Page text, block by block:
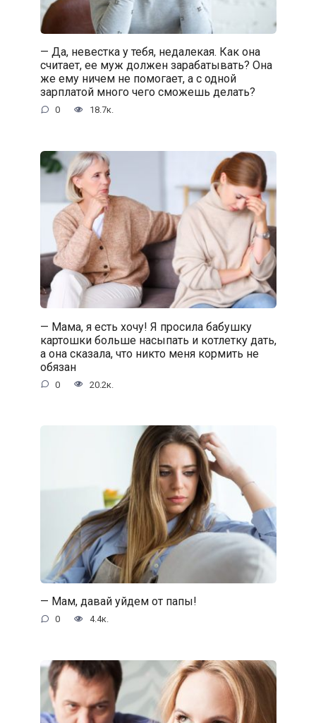
— Да, невестка у тебя, недалекая. Как она
считает, ее муж должен зарабатывать? Она
же ему ничем не помогает, а с одной
зарплатой много чего сможешь делать?
0 18.7к.
— Мама, я есть хочу! Я просила бабушку
картошки больше насыпать и котлетку дать,
а она сказала, что никто меня кормить не
обязан
0 20.2к.
— Мам, давай уйдем от папы!
0 4.4к.